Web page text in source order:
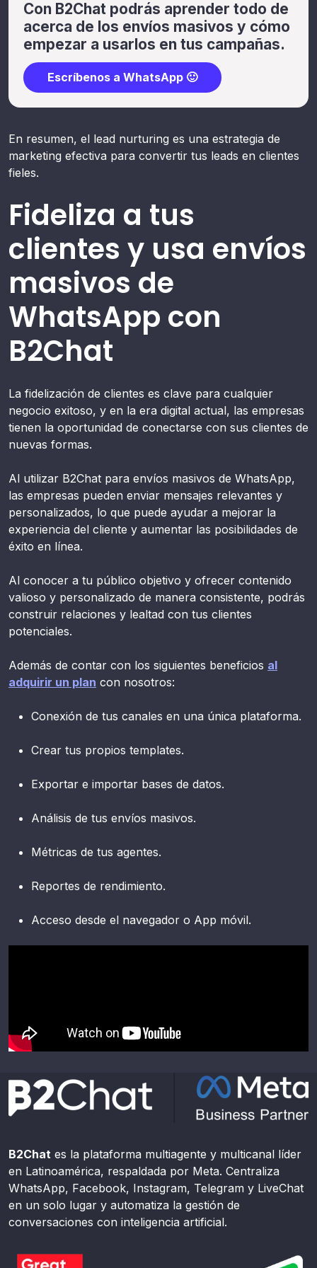
Con B2Chat podrás aprender todo de
acerca de los envíos masivos y cómo
empezar a usarlos en tus campañas.
Escríbenos a WhatsApp 🙂
En resumen, el lead nurturing es una estrategia de
marketing efectiva para convertir tus leads en clientes
fieles.
Fideliza a tus
clientes y usa envíos
masivos de
WhatsApp con
B2Chat
La fidelización de clientes es clave para cualquier
negocio exitoso, y en la era digital actual, las empresas
tienen la oportunidad de conectarse con sus clientes de
nuevas formas.
Al utilizar B2Chat para envíos masivos de WhatsApp,
las empresas pueden enviar mensajes relevantes y
personalizados, lo que puede ayudar a mejorar la
experiencia del cliente y aumentar las posibilidades de
éxito en línea.
Al conocer a tu público objetivo y ofrecer contenido
valioso y personalizado de manera consistente, podrás
construir relaciones y lealtad con tus clientes
potenciales.
Además de contar con los siguientes beneficios al
adquirir un plan con nosotros:
Conexión de tus canales en una única plataforma.
Crear tus propios templates.
Exportar e importar bases de datos.
Análisis de tus envíos masivos.
Métricas de tus agentes.
Reportes de rendimiento.
Acceso desde el navegador o App móvil.
B2Chat es la plataforma multiagente y multicanal líder
en Latinoamérica, respaldada por Meta. Centraliza
WhatsApp, Facebook, Instagram, Telegram y LiveChat
en un solo lugar y automatiza la gestión de
conversaciones con inteligencia artificial.